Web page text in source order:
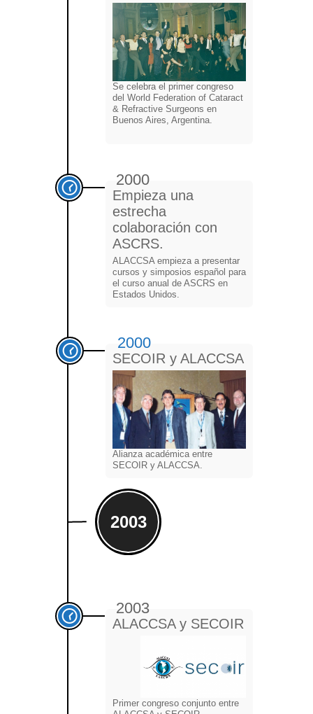
Se celebra el primer congreso
del World Federation of Cataract
& Refractive Surgeons en
Buenos Aires, Argentina.
2000
Empieza una
estrecha
colaboración con
ASCRS.
ALACCSA empieza a presentar
cursos y simposios español para
el curso anual de ASCRS en
Estados Unidos.
2000
SECOIR y ALACCSA
Alianza académica entre
SECOIR y ALACCSA.
2003
2003
ALACCSA y SECOIR
Primer congreso conjunto entre